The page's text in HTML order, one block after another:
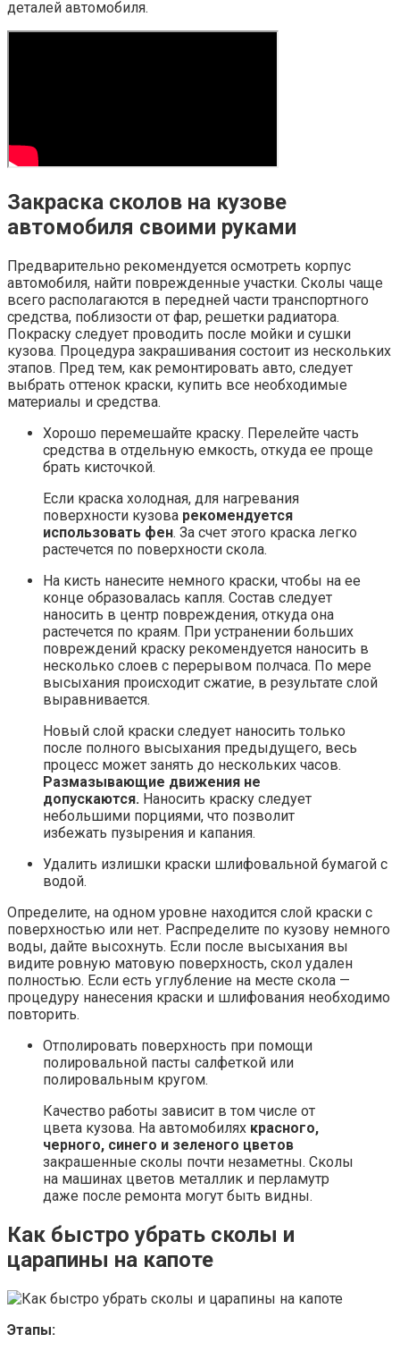
деталей автомобиля.
Закраска сколов на кузове
автомобиля своими руками
Предварительно рекомендуется осмотреть корпус
автомобиля, найти поврежденные участки. Сколы чаще
всего располагаются в передней части транспортного
средства, поблизости от фар, решетки радиатора.
Покраску следует проводить после мойки и сушки
кузова. Процедура закрашивания состоит из нескольких
этапов. Пред тем, как ремонтировать авто, следует
выбрать оттенок краски, купить все необходимые
материалы и средства.
Хорошо перемешайте краску. Перелейте часть
средства в отдельную емкость, откуда ее проще
брать кисточкой.
Если краска холодная, для нагревания
поверхности кузова рекомендуется
использовать фен. За счет этого краска легко
растечется по поверхности скола.
На кисть нанесите немного краски, чтобы на ее
конце образовалась капля. Состав следует
наносить в центр повреждения, откуда она
растечется по краям. При устранении больших
повреждений краску рекомендуется наносить в
несколько слоев с перерывом полчаса. По мере
высыхания происходит сжатие, в результате слой
выравнивается.
Новый слой краски следует наносить только
после полного высыхания предыдущего, весь
процесс может занять до нескольких часов.
Размазывающие движения не
допускаются. Наносить краску следует
небольшими порциями, что позволит
избежать пузырения и капания.
Удалить излишки краски шлифовальной бумагой с
водой.
Определите, на одном уровне находится слой краски с
поверхностью или нет. Распределите по кузову немного
воды, дайте высохнуть. Если после высыхания вы
видите ровную матовую поверхность, скол удален
полностью. Если есть углубление на месте скола —
процедуру нанесения краски и шлифования необходимо
повторить.
Отполировать поверхность при помощи
полировальной пасты салфеткой или
полировальным кругом.
Качество работы зависит в том числе от
цвета кузова. На автомобилях красного,
черного, синего и зеленого цветов
закрашенные сколы почти незаметны. Сколы
на машинах цветов металлик и перламутр
даже после ремонта могут быть видны.
Как быстро убрать сколы и
царапины на капоте
Этапы: